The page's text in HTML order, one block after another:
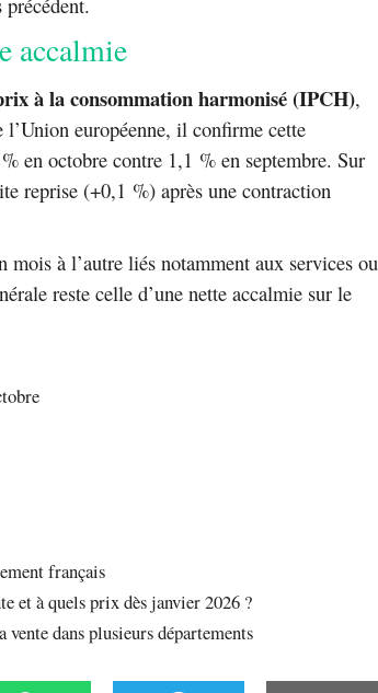
accalmie
à la consommation harmonisé (IPCH),
européenne, il confirme cette
en octobre contre 1,1 % en septembre. Sur
reprise (+0,1 %) après une contraction
mois à l’autre liés notamment aux services ou
reste celle d’une nette accalmie sur le
français
et à quels prix dès janvier 2026 ?
dans plusieurs départements